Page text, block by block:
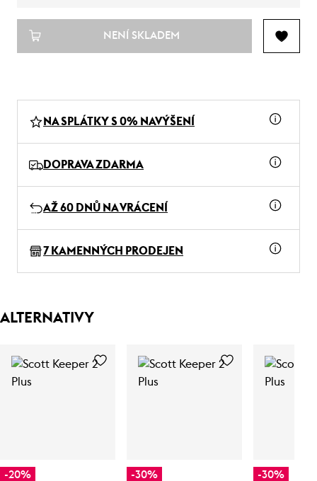
NENÍ SKLADEM
NA SPLÁTKY S 0% NAVÝŠENÍ
DOPRAVA ZDARMA
AŽ 60 DNŮ NA VRÁCENÍ
7 KAMENNÝCH PRODEJEN
ALTERNATIVY
-20% -30% -30%